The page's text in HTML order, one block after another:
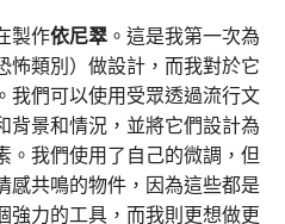
製作依尼翠 。這是我第一次為
怖類別）做設計，而我對於它
我們可以使用受眾透過流行文
背景和情況，並將它們設計為
。我們使用了自己的微調，但
感共鳴的物件，因為這些都是
強力的工具，而我則更想做更